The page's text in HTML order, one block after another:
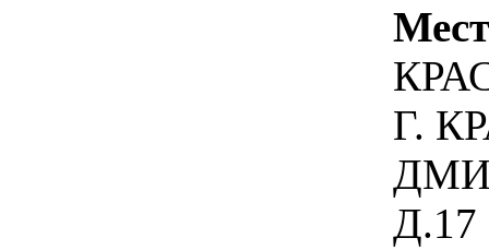
Г.
Д.17